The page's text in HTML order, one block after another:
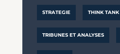
STRATEGIE THINK TANK
TRIBUNES ET ANALYSES